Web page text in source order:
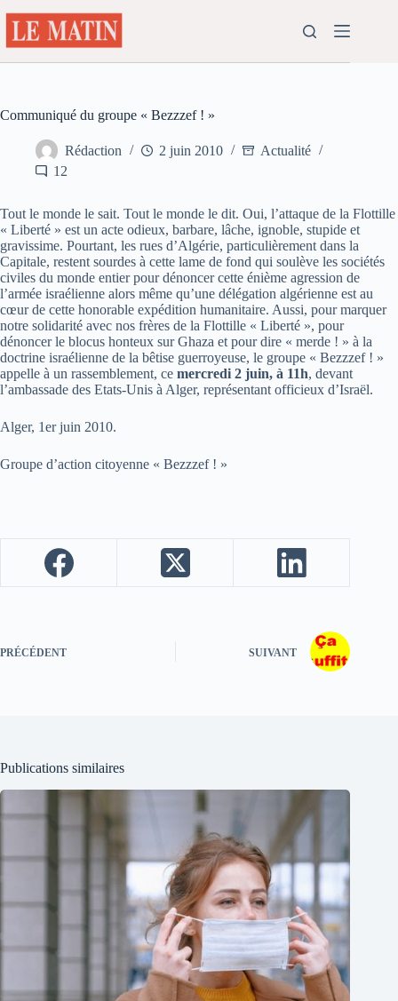
au
contenu
Communiqué du groupe « Bezzzef ! »
Rédaction 2 juin 2010
Actualité
12
Tout le monde le sait. Tout le monde le dit. Oui, l’attaque de la Flottille
« Liberté » est un acte odieux, barbare, lâche, ignoble, stupide et
gravissime. Pourtant, les rues d’Algérie, particulièrement dans la
Capitale, restent sourdes à cette lame de fond qui soulève les sociétés
civiles du monde entier pour dénoncer cette énième agression de
l’armée israélienne alors même qu’une délégation algérienne est au
cœur de cette honorable expédition humanitaire. Aussi, pour marquer
notre solidarité avec nos frères de la Flottille « Liberté », pour
dénoncer le blocus honteux sur Ghaza et pour dire « merde ! » à la
doctrine israélienne de la bêtise guerroyeuse, le groupe « Bezzzef ! »
appelle à un rassemblement, ce mercredi 2 juin, à 11h, devant
l’ambassade des Etats-Unis à Alger, représentant officieux d’Israël.
Alger, 1er juin 2010.
Groupe d’action citoyenne « Bezzzef ! »
PRÉCÉDENT SUIVANT
Publications similaires